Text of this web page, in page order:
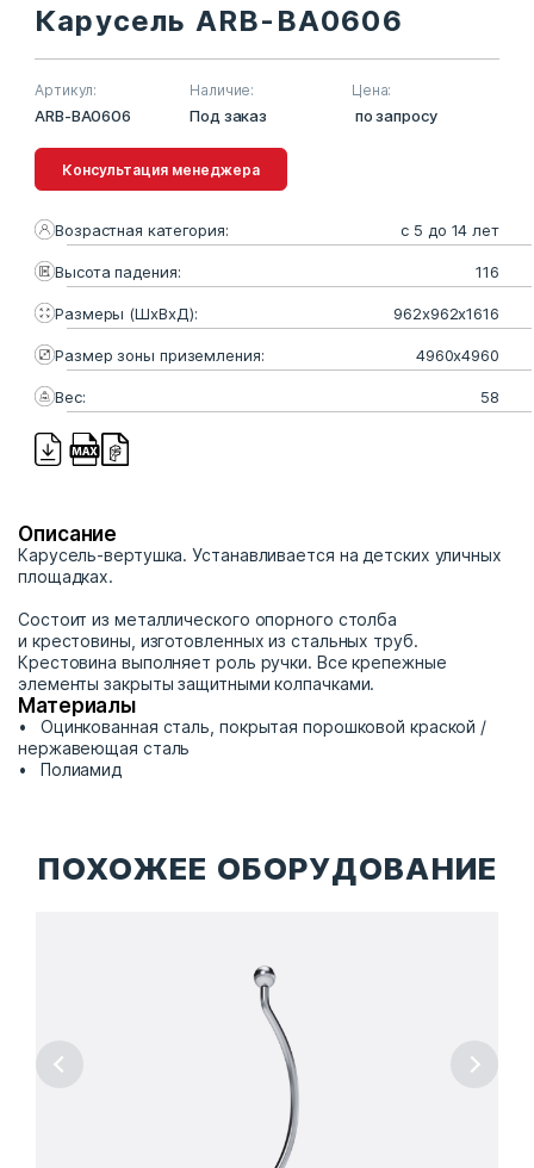
Карусель ARB-BA0606
Артикул:
ARB-BA0606
Наличие:
Под заказ
Цена:
по запросу
Консультация менеджера
Возрастная категория: с 5 до 14 лет
Высота падения: 116
Размеры (ШхВхД): 962x962x1616
Размер зоны приземления: 4960x4960
Вес: 58
Описание
Карусель-вертушка. Устанавливается на детских уличных
площадках.
Состоит из металлического опорного столба
и крестовины, изготовленных из стальных труб.
Крестовина выполняет роль ручки. Все крепежные
элементы закрыты защитными колпачками.
Материалы
Оцинкованная сталь, покрытая порошковой краской /
нержавеющая сталь
Полиамид
ПОХОЖЕЕ ОБОРУДОВАНИЕ